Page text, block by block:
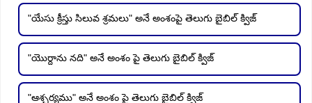
"యేసు క్రీస్తు సిలువ శ్రమలు" అనే అంశంపై తెలుగు బైబిల్ క్విజ్
"యొర్దాను నది" అనే అంశం పై తెలుగు బైబిల్ క్విజ్
"ఆశ్చర్యము" అనే అంశం పై తెలుగు బైబిల్ క్విజ్